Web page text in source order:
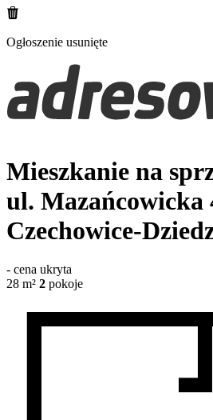
Ogłoszenie usunięte
Mieszkanie na
ul. Mazańcowicka
Czechowice-
- cena ukryta
28 m² 2 pokoje